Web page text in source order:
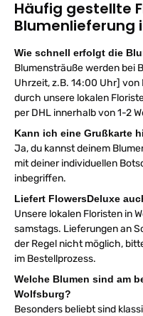
Häufig gestellte
Blumenlieferung
Wie schnell erfolgt die
Blumensträuße werden bei
Uhrzeit, z.B. 14:00 Uhr] von
durch unsere lokalen
per DHL innerhalb von 1-2
Kann ich eine Grußkarte
Ja, du kannst deinem
mit deiner individuellen
inbegriffen.
Liefert FlowersDeluxe
Unsere lokalen Floristen in
samstags. Lieferungen an
der Regel nicht möglich,
im Bestellprozess.
Welche Blumen sind am
Wolfsburg?
Besonders beliebt sind